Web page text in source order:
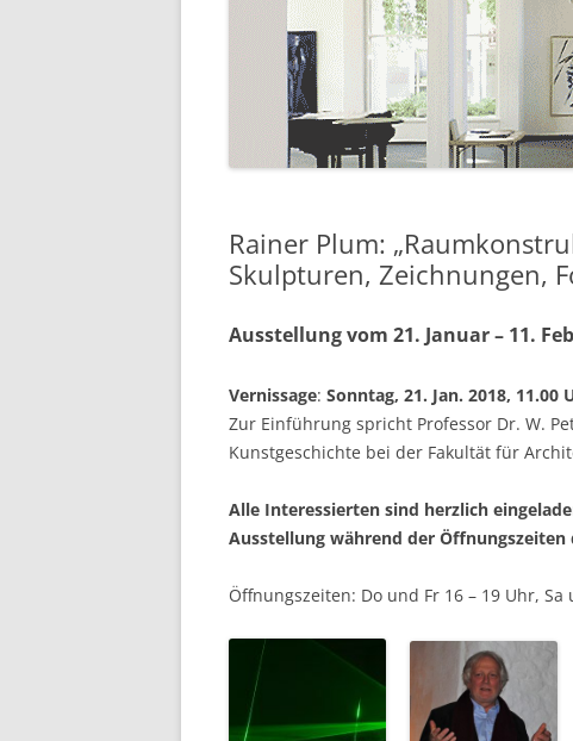
PROJEKTE / OBJEKTE
„AVVENTO“ –
DEM KREIS
BRUNNEN
2022
2021
2020
2018
2017
2015
Rainer Plum:
Skulpturen, Zeichnungen,
Ausstellung vom 21. Januar – 11.
Vernissage: Sonntag, 21. Jan. 2018,
Zur Einführung spricht Professor Dr. W.
Kunstgeschichte bei der Fakultät für
Alle Interessierten sind herzlich
Ausstellung während der Öffnungszeiten
Öffnungszeiten: Do und Fr 16 – 19 Uhr, Sa